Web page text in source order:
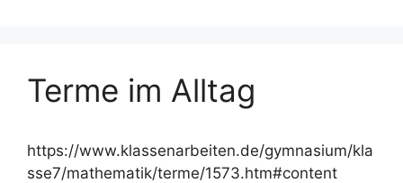
Terme im Alltag
https://www.klassenarbeiten.de/gymnasium/kla
sse7/mathematik/terme/1573.htm#content